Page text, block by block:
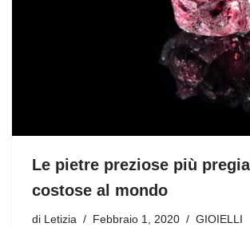
Le pietre preziose più
costose al mondo
di Letizia Febbraio 1, 2020 GIOIELLI